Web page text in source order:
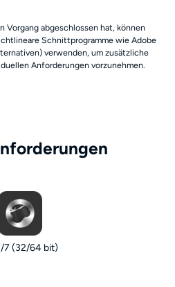
Vorgang abgeschlossen hat, können
Schnittprogramme wie Adobe
verwenden, um zusätzliche
Anforderungen vorzunehmen.
7 (32/64 bit)